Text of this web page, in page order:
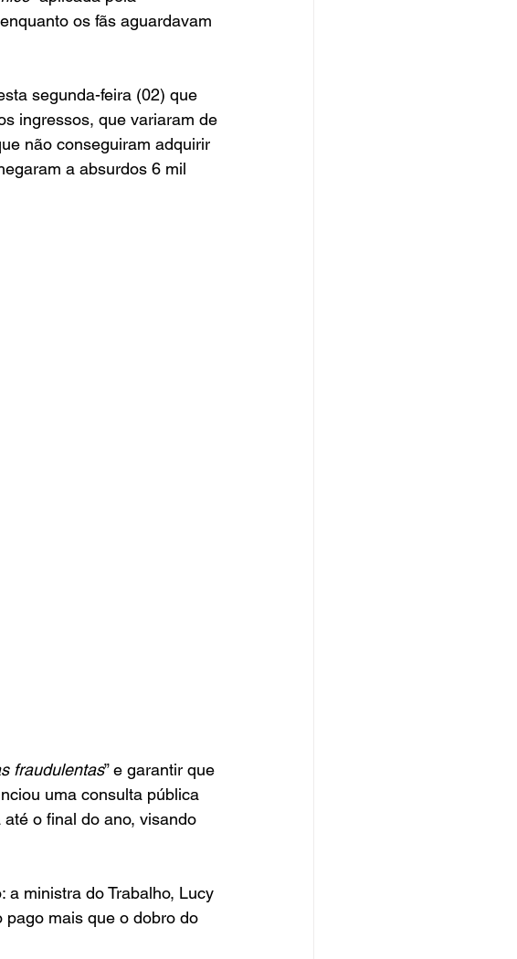
os fãs aguardavam
segunda-feira (02) que
ingressos, que variaram de
não conseguiram adquirir
a absurdos 6 mil
fraudulentas” e garantir que
uma consulta pública
o final do ano, visando
a ministra do Trabalho, Lucy
pago mais que o dobro do